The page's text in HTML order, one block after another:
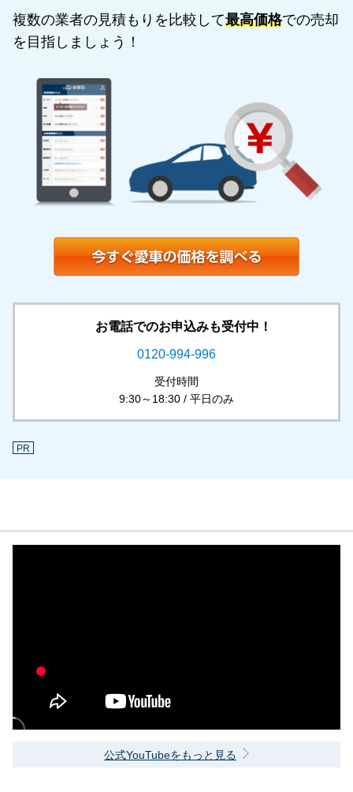
複数の業者の見積もりを比較して最高価格での売却
を目指しましょう！
お電話でのお申込みも受付中！
0120-994-996
受付時間
9:30～18:30 / 平日のみ
PR
公式YouTubeをもっと見る